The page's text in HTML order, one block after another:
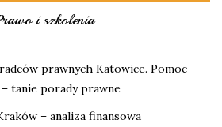
i szkolenia
prawnych Katowice. Pomoc
tanie porady prawne
– analiza finansowa